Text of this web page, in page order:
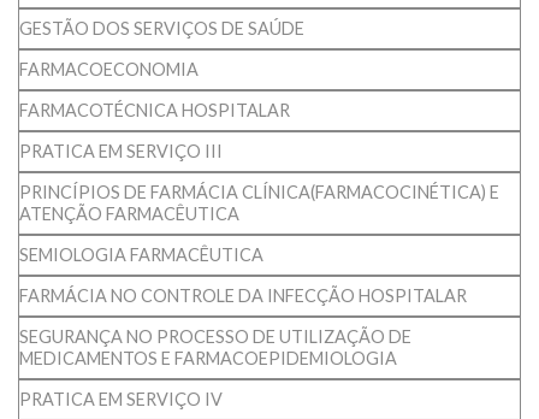
GESTÃO DOS SERVIÇOS DE SAÚDE
FARMACOECONOMIA
FARMACOTÉCNICA HOSPITALAR
PRATICA EM SERVIÇO III
PRINCÍPIOS DE FARMÁCIA CLÍNICA(FARMACOCINÉTICA) E
ATENÇÃO FARMACÊUTICA
SEMIOLOGIA FARMACÊUTICA
FARMÁCIA NO CONTROLE DA INFECÇÃO HOSPITALAR
SEGURANÇA NO PROCESSO DE UTILIZAÇÃO DE
MEDICAMENTOS E FARMACOEPIDEMIOLOGIA
PRATICA EM SERVIÇO IV